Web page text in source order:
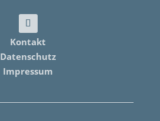
Kontakt
Datenschutz
Impressum